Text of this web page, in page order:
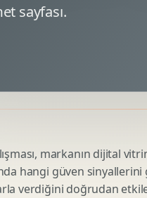
Ads Reklam Tasarimi
Kreatifleri
sayfası.
markanın dijital
hangi güven
verdiğini doğrudan